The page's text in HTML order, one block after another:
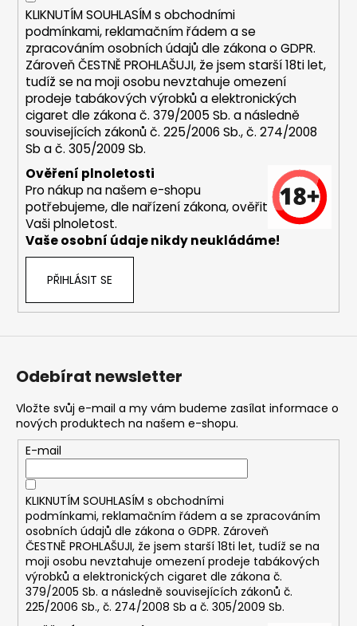
?
HLEDAT
D
o
p
o
u
j
m
DEKANG
DESERT
SHIP
10ML
11MG
169
Kč
Původně:
195
Kč
KLIKNUTÍM SOUHLASÍM s obchodními
podmínkami,reklamačním řádem a se
zpracováním osobních údajů dle zákona oGDPR.
Zároveň ČESTNĚ PROHLAŠUJI, že jsem starší 18ti let,
tudíž se na moji osobu nevztahuje omezení
prodeje tabákových výrobků a elektronických
cigaret dle zákona č. 379/2005 Sb. a následně
souvisejících zákonů č. 225/2006 Sb., č. 274/2008
Sb a č. 305/2009 Sb.
Ověření plnoletosti
Pro nákup na našem e-shopu
potřebujeme, dle nařízení zákona, ověřit
Vaši plnoletost.
Vaše osobní údaje nikdy neukládáme!
PŘIHLÁSIT SE
Odebírat newsletter
Vložte svůj e-mail a my vám budeme zasílat informace o
nových produktech na našem e-shopu.
E-mail
KLIKNUTÍM SOUHLASÍM s obchodními
podmínkami, reklamačním řádem a se zpracováním
osobních údajů dle zákona o GDPR. Zároveň
ČESTNĚ PROHLAŠUJI, že jsem starší 18ti let, tudíž se na
moji osobu nevztahuje omezení prodeje tabákových
výrobků a elektronických cigaret dle zákona č.
379/2005 Sb. a následně souvisejících zákonů č.
225/2006 Sb., č. 274/2008 Sb a č. 305/2009 Sb.